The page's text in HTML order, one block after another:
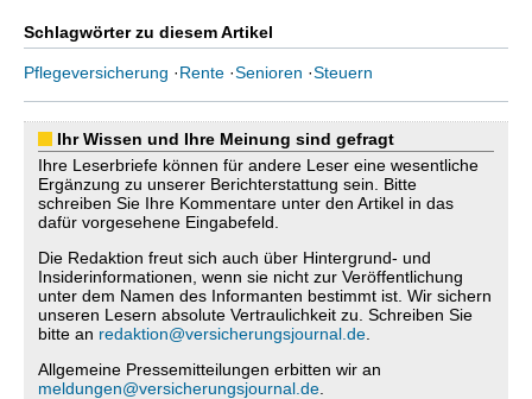
Schlagwörter zu diesem Artikel
Pflegeversicherung ·Rente ·Senioren ·Steuern
Ihr Wissen und Ihre Meinung sind gefragt
Ihre Leserbriefe können für andere Leser eine wesentliche
Ergänzung zu unserer Berichterstattung sein. Bitte
schreiben Sie Ihre Kommentare unter den Artikel in das
dafür vorgesehene Eingabefeld.
Die Redaktion freut sich auch über Hintergrund- und
Insiderinformationen, wenn sie nicht zur Veröffentlichung
unter dem Namen des Informanten bestimmt ist. Wir sichern
unseren Lesern absolute Vertraulichkeit zu. Schreiben Sie
bitte an redaktion@versicherungsjournal.de
Allgemeine Pressemitteilungen erbitten wir an
meldungen@versicherungsjournal.de